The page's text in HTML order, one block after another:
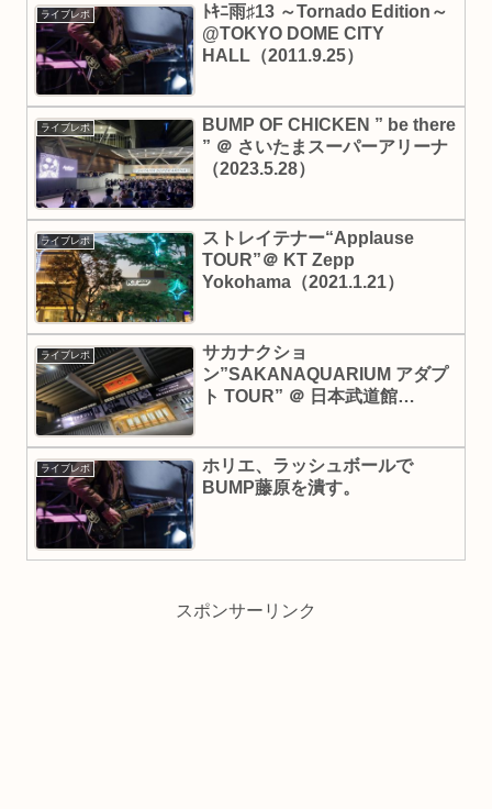
ライブレポ
ﾄｷﾆ雨♯13 ～Tornado Edition～
@TOKYO DOME CITY
HALL（2011.9.25）
ライブレポ
BUMP OF CHICKEN ” be there
” ＠ さいたまスーパーアリーナ
（2023.5.28）
ライブレポ
ストレイテナー“Applause
TOUR”＠ KT Zepp
Yokohama（2021.1.21）
ライブレポ
サカナクショ
ン”SAKANAQUARIUM アダプ
ト TOUR” ＠ 日本武道館
ライブレポ
ホリエ、ラッシュボールで
BUMP藤原を潰す。
スポンサーリンク